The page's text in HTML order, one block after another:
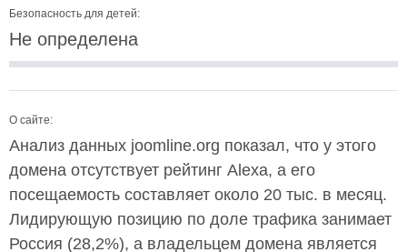
Безопасность для детей:
Не определена
О сайте:
Анализ данных joomline.org показал, что у этого
домена отсутствует рейтинг Alexa, а его
посещаемость составляет около 20 тыс. в месяц.
Лидирующую позицию по доле трафика занимает
Россия (28,2%), а владельцем домена является